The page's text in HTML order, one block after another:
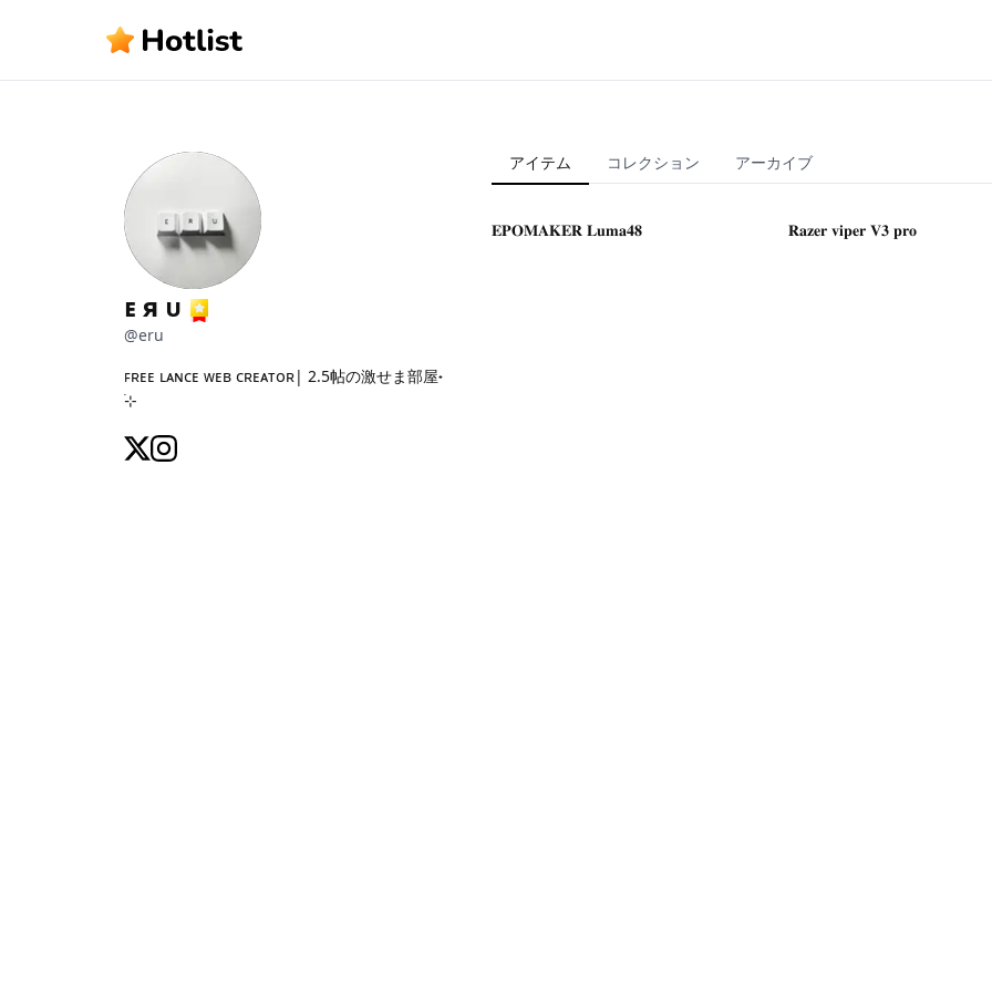
ᴇ я ᴜ
@eru
ꜰʀᴇᴇ ʟᴀɴᴄᴇ ᴡᴇʙ ᴄʀᴇᴀᴛᴏʀ| 2.5帖の激せま部屋˖
࣪⊹
アイテム コレクション アーカイブ
𝐄𝐏𝐎𝐌𝐀𝐊𝐄𝐑 𝐋𝐮𝐦𝐚𝟒𝟖 𝐑𝐚𝐳𝐞𝐫 𝐯𝐢𝐩𝐞𝐫 𝐕𝟑 𝐩𝐫𝐨